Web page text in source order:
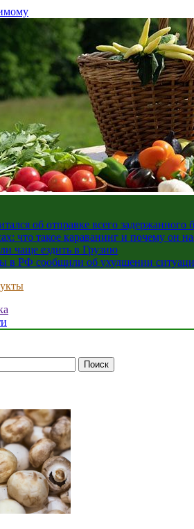
об отправке всего
что такое караванинг и почему он
чаще ездить в Грузию
в РФ сообщили об ухудшении